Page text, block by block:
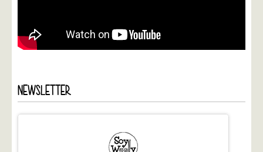
NEWSLETTER